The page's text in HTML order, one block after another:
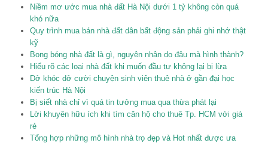
Niềm mơ ước mua nhà đất Hà Nội dưới 1 tỷ không còn quá
khó nữa
Quy trình mua bán nhà đất dân bất động sản phải ghi nhớ thật
kỹ
Bong bóng nhà đất là gì, nguyên nhân do đâu mà hình thành?
Hiểu rõ các loại nhà đất khi muốn đầu tư không lại bị lừa
Dở khóc dở cười chuyện sinh viên thuê nhà ở gần đại học
kiến trúc Hà Nội
Bị siết nhà chỉ vì quá tin tưởng mua qua thừa phát lại
Lời khuyên hữu ích khi tìm căn hộ cho thuê Tp. HCM với giá
rẻ
Tổng hợp những mô hình nhà trọ đẹp và Hot nhất được ưa